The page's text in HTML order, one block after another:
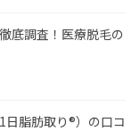
底調査！医療脱毛の
脂肪取り®）の口コ